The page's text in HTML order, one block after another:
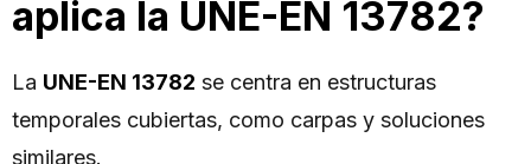
aplica la UNE-EN 13782?
La UNE-EN 13782 se centra en estructuras
temporales cubiertas, como carpas y soluciones
similares.